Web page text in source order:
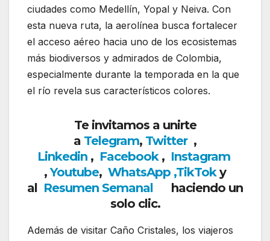
ciudades como Medellín, Yopal y Neiva. Con
esta nueva ruta, la aerolínea busca fortalecer
el acceso aéreo hacia uno de los ecosistemas
más biodiversos y admirados de Colombia,
especialmente durante la temporada en la que
el río revela sus característicos colores.
Te invitamos a unirte
a Telegram, Twitter ,
Linkedin, Facebook, Instagram
,Youtube, WhatsApp ,TikToky
al Resumen Semanal haciendo un
solo clic.
Además de visitar Caño Cristales, los viajeros